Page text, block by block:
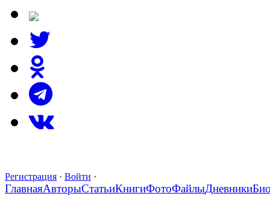
Регистрация · Войти ·
ГлавнаяАвторыСтатьиКнигиФотоФайлыДневники